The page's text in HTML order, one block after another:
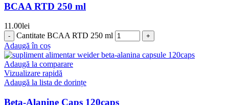
BCAA RTD 250 ml
11.00lei
Cantitate BCAA RTD 250 ml
Adaugă în coș
Adaugă la comparare
Vizualizare rapidă
Adaugă la lista de dorințe
Beta-Alanine Caps 120caps